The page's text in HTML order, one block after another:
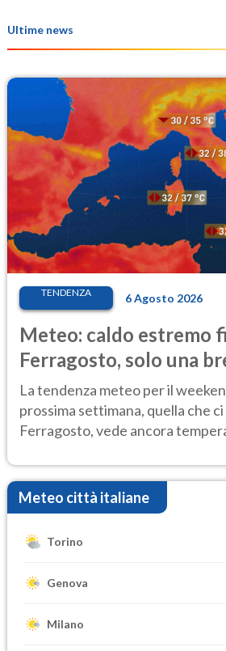
Ultime news
TENDENZA 6 Agosto 2026
Meteo: caldo estremo
Ferragosto, solo una
Ecco dove
La tendenza meteo per il
prossima settimana, quella che
Ferragosto, vede ancora
Meteo città italiane
Torino
Genova
Milano